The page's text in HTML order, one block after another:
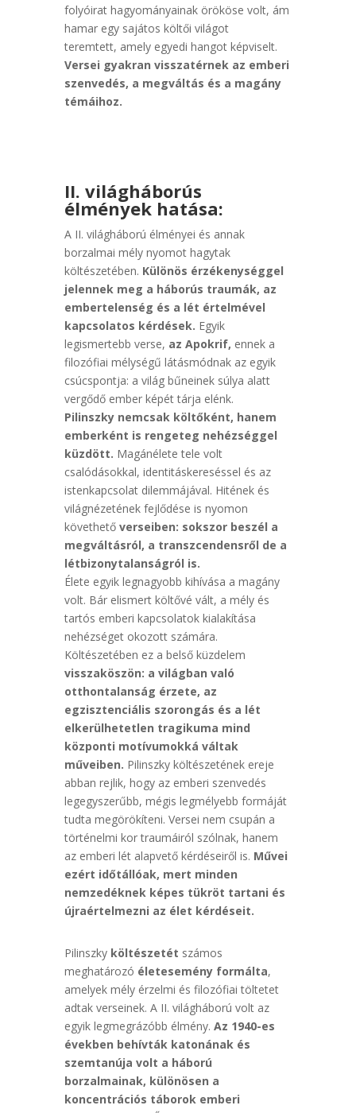
folyóirat hagyományainak örököse volt, ám
hamar egy sajátos költői világot
teremtett, amely egyedi hangot képviselt.
Versei gyakran visszatérnek az emberi
szenvedés, a megváltás és a magány
témáihoz.
II. világháborús
élmények hatása:
A II. világháború élményei és annak
borzalmai mély nyomot hagytak
költészetében. Különös érzékenységgel
jelennek meg a háborús traumák, az
embertelenség és a lét értelmével
kapcsolatos kérdések. Egyik
legismertebb verse, az Apokrif, ennek a
filozófiai mélységű látásmódnak az egyik
csúcspontja: a világ bűneinek súlya alatt
vergődő ember képét tárja elénk.
Pilinszky nemcsak költőként, hanem
emberként is rengeteg nehézséggel
küzdött. Magánélete tele volt
csalódásokkal, identitáskereséssel és az
istenkapcsolat dilemmájával. Hitének és
világnézetének fejlődése is nyomon
követhető verseiben: sokszor beszél a
megváltásról, a transzcendensről de a
létbizonytalanságról is.
Élete egyik legnagyobb kihívása a magány
volt. Bár elismert költővé vált, a mély és
tartós emberi kapcsolatok kialakítása
nehézséget okozott számára.
Költészetében ez a belső küzdelem
visszaköszön: a világban való
otthontalanság érzete, az
egzisztenciális szorongás és a lét
elkerülhetetlen tragikuma mind
központi motívumokká váltak
műveiben. Pilinszky költészetének ereje
abban rejlik, hogy az emberi szenvedés
legegyszerűbb, mégis legmélyebb formáját
tudta megörökíteni. Versei nem csupán a
történelmi kor traumáiról szólnak, hanem
az emberi lét alapvető kérdéseiről is. Művei
ezért időtállóak, mert minden
nemzedéknek képes tükröt tartani és
újraértelmezni az élet kérdéseit.
Pilinszky költészetét számos
meghatározó életesemény formálta,
amelyek mély érzelmi és filozófiai töltetet
adtak verseinek. A II. világháború volt az
egyik legmegrázóbb élmény. Az 1940-es
években behívták katonának és
szemtanúja volt a háború
borzalmainak, különösen a
koncentrációs táborok emberi